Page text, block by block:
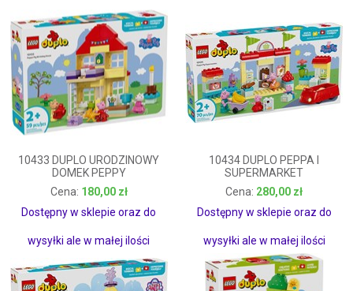
10433 DUPLO URODZINOWY
DOMEK PEPPY
180,00 zł
Dostępny w sklepie oraz do
wysyłki ale w małej ilości
180,00 zł
10434 DUPLO PEPPA I
SUPERMARKET
280,00 zł
Dostępny w sklepie oraz do
wysyłki ale w małej ilości
280,00 zł